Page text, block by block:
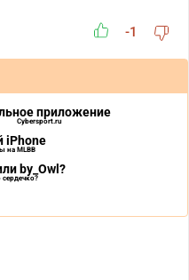
-1
приложение
Cybersport.ru
iPhone
на MLBB
by_Owl?
сердечко?